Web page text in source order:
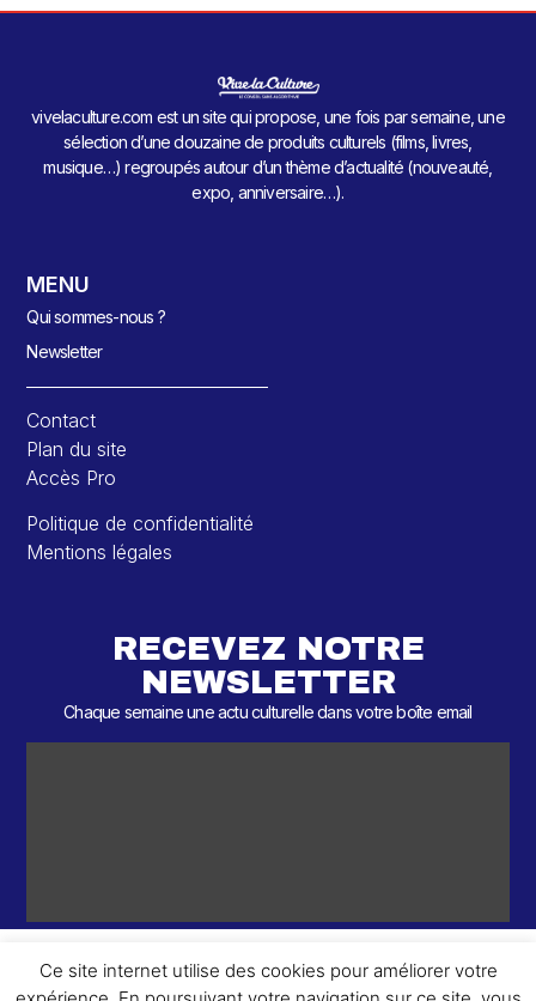
vivelaculture.com est un site qui propose, une fois par semaine, une
sélection d’une douzaine de produits culturels (films, livres,
musique…) regroupés autour d’un thème d’actualité (nouveauté,
expo, anniversaire…).
MENU
Qui sommes-nous ?
Newsletter
Contact
Plan du site
Accès Pro
Politique de confidentialité
Mentions légales
RECEVEZ NOTRE
NEWSLETTER
Chaque semaine une actu culturelle dans votre boîte email
Ce site internet utilise des cookies pour améliorer votre